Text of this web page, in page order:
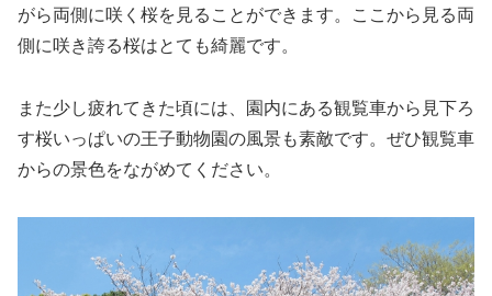
がら両側に咲く桜を見ることができます。ここから見る両
側に咲き誇る桜はとても綺麗です。
また少し疲れてきた頃には、園内にある観覧車から見下ろ
す桜いっぱいの王子動物園の風景も素敵です。ぜひ観覧車
からの景色をながめてください。